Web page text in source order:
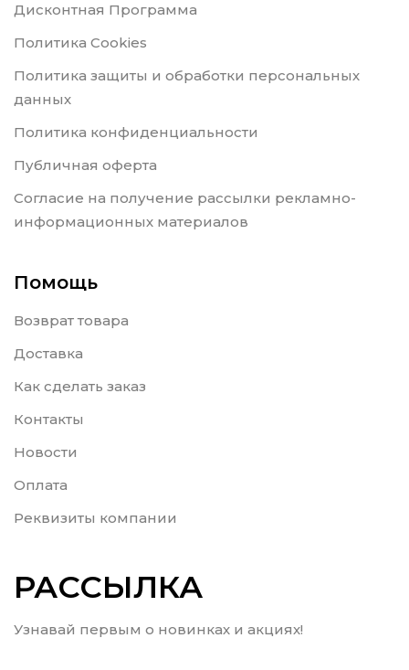
Дисконтная Программа
Политика Cookies
Политика защиты и обработки персональных
данных
Политика конфиденциальности
Публичная оферта
Согласие на получение рассылки рекламно-
информационных материалов
Помощь
Возврат товара
Доставка
Как сделать заказ
Контакты
Новости
Оплата
Реквизиты компании
РАССЫЛКА
Узнавай первым о новинках и акциях!